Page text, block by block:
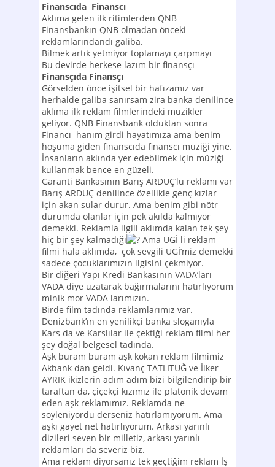
Finanscıda Finanscı
Aklıma gelen ilk ritimlerden QNB
Finansbankın QNB olmadan önceki
reklamlarındandı galiba.
Bilmek artık yetmiyor toplamayı çarpmayı
Bu devirde herkese lazım bir finansçı
Finansçıda Finansçı
Görselden önce işitsel bir hafızamız var
herhalde galiba sanırsam zira banka denilince
aklıma ilk reklam filmlerindeki müzikler
geliyor. QNB Finansbank olduktan sonra
Financı hanım girdi hayatımıza ama benim
hoşuma giden finanscıda finanscı müziği yine.
İnsanların aklında yer edebilmek için müziği
kullanmak bence en güzeli.
Garanti Bankasının Barış ARDUÇ’lu reklamı var
Barış ARDUÇ denilince özellikle genç kızlar
için akan sular durur. Ama benim gibi nötr
durumda olanlar için pek akılda kalmıyor
demekki. Reklamla ilgili aklımda kalan tek şey
hiç bir şey kalmadığı
Ama UGİ li reklam
filmi hala aklımda, çok sevgili UGİ’miz demekki
sadece çocuklarımızın ilgisini çekmiyor.
Bir diğeri Yapı Kredi Bankasının VADA’ları
VADA diye uzatarak bağırmalarını hatırlıyorum
minik mor VADA larımızın.
Birde film tadında reklamlarımız var.
Denizbank’ın en yenilikçi banka sloganıyla
Kars da ve Karslılar ile çektiği reklam filmi her
şey doğal belgesel tadında.
Aşk buram buram aşk kokan reklam filmimiz
Akbank dan geldi. Kıvanç TATLITUĞ ve İlker
AYRIK ikizlerin adım adım bizi bilgilendirip bir
taraftan da, çiçekçi kızımız ile platonik devam
eden aşk reklamımız. Reklamda ne
söyleniyordu derseniz hatırlamıyorum. Ama
aşkı gayet net hatırlıyorum. Arkası yarınlı
dizileri seven bir milletiz, arkası yarınlı
reklamları da severiz biz.
Ama reklam diyorsanız tek geçtiğim reklam İş